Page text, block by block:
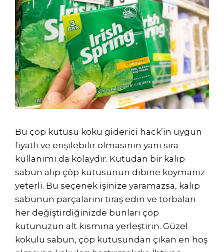
Bu çöp kutusu koku giderici hack’in uygun
fiyatlı ve erişilebilir olmasının yanı sıra
kullanımı da kolaydır. Kutudan bir kalıp
sabun alıp çöp kutusunun dibine koymanız
yeterli. Bu seçenek işinize yaramazsa, kalıp
sabunun parçalarını tıraş edin ve torbaları
her değiştirdiğinizde bunları çöp
kutunuzun alt kısmına yerleştirin. Güzel
kokulu sabun, çöp kutusundan çıkan en hoş